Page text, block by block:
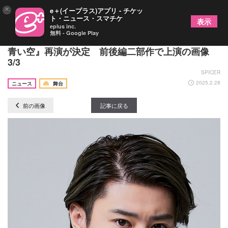
大薮丘、新里宏太ら出演でミュージカル『ロミオの
青い空』再演が決定 前後編二部作で上演の画像
3/3
SPICER
ニュース
舞台 2025.2.28
前の画像 記事に戻る
× e＋(イープラス)アプリ - チケッ
ト・ニュース・スマチケ
eplus inc.
無料 - Google Play
表示